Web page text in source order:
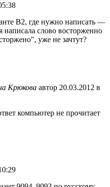
В2, где нужно написать —
слово восторженно
уже не зачтут?
Крюкова автор 20.03.2012 в
компьютер не прочитает